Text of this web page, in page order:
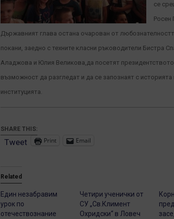
се
Росен
Държавният глава остана очарован от
покани, заедно с техните класни ръководители Бистра
Аладжова и Юлия Великова,да посетят
възможност да разгледат и да се запознаят с историята
институцията.
SHARE THIS:
Tweet Print Email
Related
Един незабравим
урок по
отечествознание
Четири ученички от
СУ „Св.Климент
Охридски“ в Ловеч